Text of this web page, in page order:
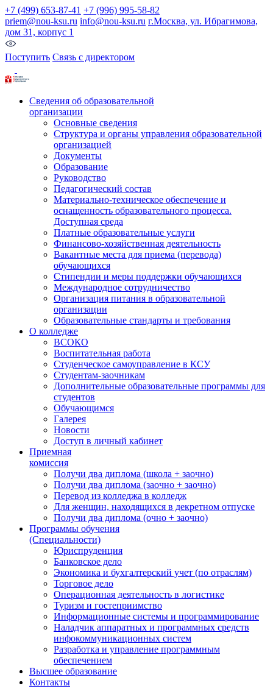
+7 (499) 653-87-41 +7 (996) 995-58-82
priem@nou-ksu.ru info@nou-ksu.ru г.Москва, ул. Ибрагимова,
дом 31, корпус 1
Поступить Связь с директором
Сведения об образовательной
организации
Основные сведения
Структура и органы управления образовательной
организацией
Документы
Образование
Руководство
Педагогический состав
Материально-техническое обеспечение и
оснащенность образовательного процесса.
Доступная среда
Платные образовательные услуги
Финансово-хозяйственная деятельность
Вакантные места для приема (перевода)
обучающихся
Стипендии и меры поддержки обучающихся
Международное сотрудничество
Организация питания в образовательной
организации
Образовательные стандарты и требования
О колледже
ВСОКО
Воспитательная работа
Студенческое самоуправление в КСУ
Студентам-заочникам
Дополнительные образовательные программы для
студентов
Обучающимся
Галерея
Новости
Доступ в личный кабинет
Приемная
комиссия
Получи два диплома (школа + заочно)
Получи два диплома (заочно + заочно)
Перевод из колледжа в колледж
Для женщин, находящихся в декретном отпуске
Получи два диплома (очно + заочно)
Программы обучения
(Специальности)
Юриспруденция
Банковское дело
Экономика и бухгалтерский учет (по отраслям)
Торговое дело
Операционная деятельность в логистике
Туризм и гостеприимство
Информационные системы и программирование
Наладчик аппаратных и программных средств
инфокоммуникационных систем
Разработка и управление программным
обеспечением
Высшее образование
Контакты